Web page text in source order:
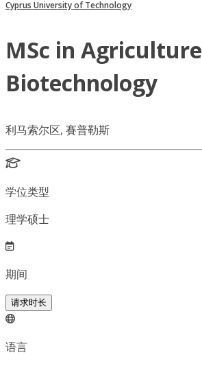
Cyprus University of Technology
MSc in Agriculture
Biotechnology
利马索尔区, 賽普勒斯
学位类型
理学硕士
期间
请求时长
语言